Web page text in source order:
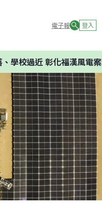
電子報 登入
過近 彰化福漢風電案環